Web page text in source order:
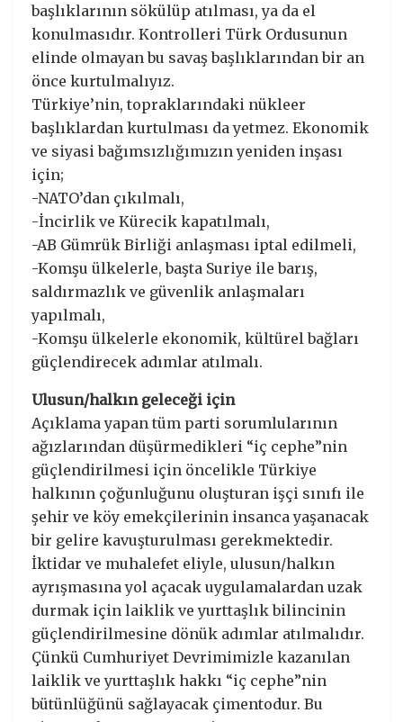
başlıklarının sökülüp atılması, ya da el
konulmasıdır. Kontrolleri Türk Ordusunun
elinde olmayan bu savaş başlıklarından bir an
önce kurtulmalıyız.
Türkiye’nin, topraklarındaki nükleer
başlıklardan kurtulması da yetmez. Ekonomik
ve siyasi bağımsızlığımızın yeniden inşası
için;
-NATO’dan çıkılmalı,
-İncirlik ve Kürecik kapatılmalı,
-AB Gümrük Birliği anlaşması iptal edilmeli,
-Komşu ülkelerle, başta Suriye ile barış,
saldırmazlık ve güvenlik anlaşmaları
yapılmalı,
-Komşu ülkelerle ekonomik, kültürel bağları
güçlendirecek adımlar atılmalı.
Ulusun/halkın geleceği için
Açıklama yapan tüm parti sorumlularının
ağızlarından düşürmedikleri “iç cephe”nin
güçlendirilmesi için öncelikle Türkiye
halkının çoğunluğunu oluşturan işçi sınıfı ile
şehir ve köy emekçilerinin insanca yaşanacak
bir gelire kavuşturulması gerekmektedir.
İktidar ve muhalefet eliyle, ulusun/halkın
ayrışmasına yol açacak uygulamalardan uzak
durmak için laiklik ve yurttaşlık bilincinin
güçlendirilmesine dönük adımlar atılmalıdır.
Çünkü Cumhuriyet Devrimimizle kazanılan
laiklik ve yurttaşlık hakkı “iç cephe”nin
bütünlüğünü sağlayacak çimentodur. Bu